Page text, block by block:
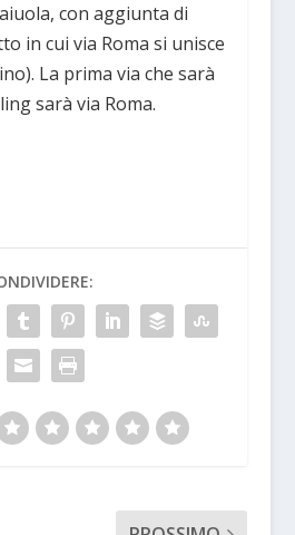
con aggiunta di
in cui via Roma si unisce
La prima via che sarà
sarà via Roma.